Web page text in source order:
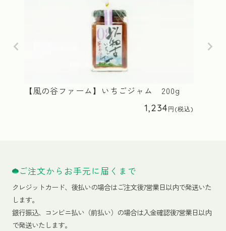
【風の谷ファーム】いちごジャム 200g
1,234
ご注文からお手元に届くまで
クレジットカード、 後払いの場合はご注文後7営業日以内で発送いた
します。
銀行振込、コンビニ払い（前払い）の場合は入金確認後7営業日以内
で発送いたします。